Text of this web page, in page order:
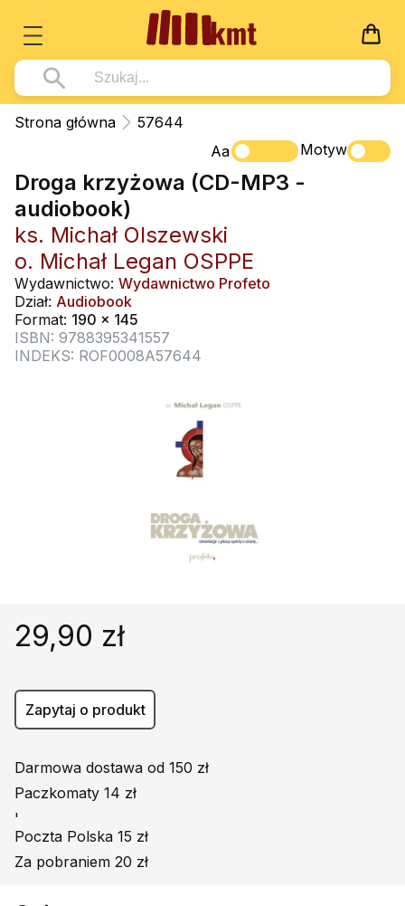
Książki
Wszystko z kategorii - Książki
Pismo Święte
Kościół Katolicki
Duszpasterstwo
Teologia
Życie chrześcijańskie
Duchowość
Promocja
Wszystko z kategorii - Multimedia
DVD
CD-ROM
Muzyka
Rekolekcje i inne na CD
Śpiew i modlitwa
Dla Dzieci
Wszystko z kategorii - Dla Dzieci
Literatura (D)
Płyty, DVD (D)
Podręczniki i pomoce dydaktyczne
Podręczniki
Wszystko z kategorii - Podręczniki
Podręczniki i pomoce dydaktyczne
Zabawa i Nauka
Nowości
Zaloguj się
Strona główna
57644
Aa
Motyw
Droga krzyżowa (CD-MP3 -
audiobook)
ks. Michał Olszewski
o. Michał Legan OSPPE
Wydawnictwo: Wydawnictwo Profeto
Dział: Audiobook
Format: 190 x 145
ISBN: 9788395341557
INDEKS: ROF0008A57644
29,90 zł
Zapytaj o produkt
Darmowa dostawa od 150 zł
Paczkomaty 14 zł
'
Poczta Polska 15 zł
Za pobraniem 20 zł